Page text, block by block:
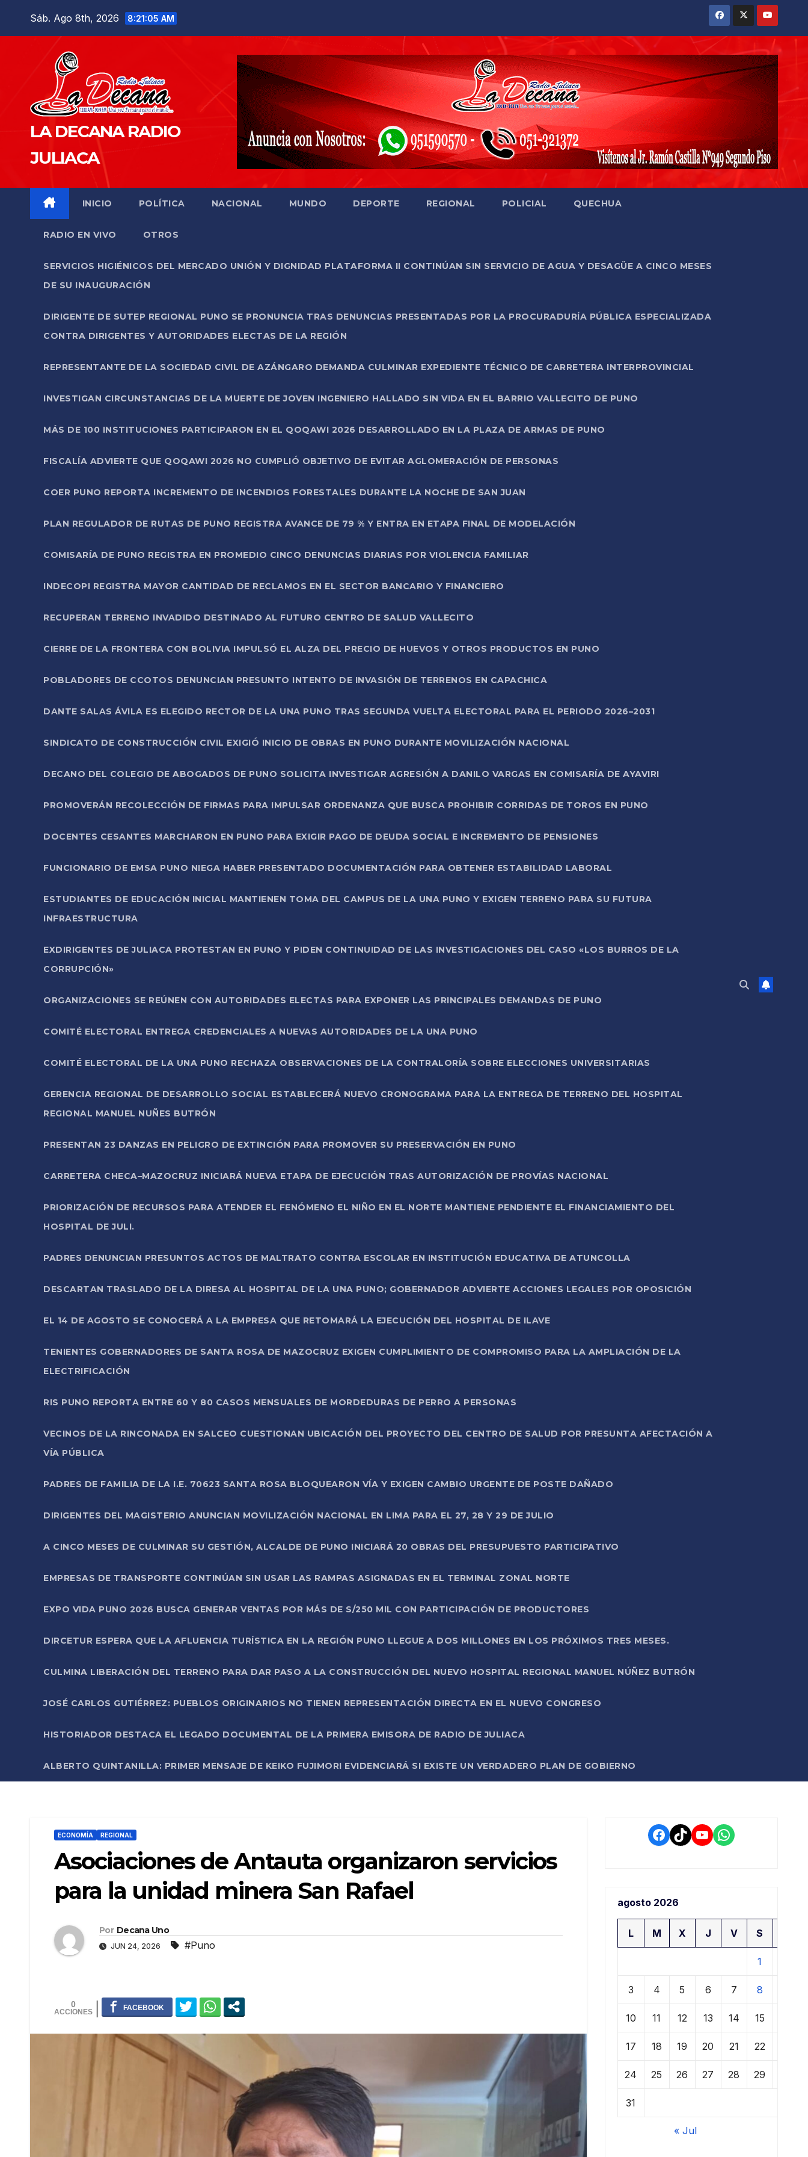
Sáb. Ago 8th, 2026 8:21:06 AM
LA DECANA RADIO
JULIACA
INICIO POLÍTICA NACIONAL MUNDO DEPORTE REGIONAL POLICIAL QUECHUA
RADIO EN VIVO OTROS
SERVICIOS HIGIÉNICOS DEL MERCADO UNIÓN Y DIGNIDAD PLATAFORMA II CONTINÚAN SIN SERVICIO DE AGUA Y DESAGÜE A CINCO MESES
DE SU INAUGURACIÓN
DIRIGENTE DE SUTEP REGIONAL PUNO SE PRONUNCIA TRAS DENUNCIAS PRESENTADAS POR LA PROCURADURÍA PÚBLICA ESPECIALIZADA
CONTRA DIRIGENTES Y AUTORIDADES ELECTAS DE LA REGIÓN
REPRESENTANTE DE LA SOCIEDAD CIVIL DE AZÁNGARO DEMANDA CULMINAR EXPEDIENTE TÉCNICO DE CARRETERA INTERPROVINCIAL
INVESTIGAN CIRCUNSTANCIAS DE LA MUERTE DE JOVEN INGENIERO HALLADO SIN VIDA EN EL BARRIO VALLECITO DE PUNO
MÁS DE 100 INSTITUCIONES PARTICIPARON EN EL QOQAWI 2026 DESARROLLADO EN LA PLAZA DE ARMAS DE PUNO
FISCALÍA ADVIERTE QUE QOQAWI 2026 NO CUMPLIÓ OBJETIVO DE EVITAR AGLOMERACIÓN DE PERSONAS
COER PUNO REPORTA INCREMENTO DE INCENDIOS FORESTALES DURANTE LA NOCHE DE SAN JUAN
PLAN REGULADOR DE RUTAS DE PUNO REGISTRA AVANCE DE 79 % Y ENTRA EN ETAPA FINAL DE MODELACIÓN
COMISARÍA DE PUNO REGISTRA EN PROMEDIO CINCO DENUNCIAS DIARIAS POR VIOLENCIA FAMILIAR
INDECOPI REGISTRA MAYOR CANTIDAD DE RECLAMOS EN EL SECTOR BANCARIO Y FINANCIERO
RECUPERAN TERRENO INVADIDO DESTINADO AL FUTURO CENTRO DE SALUD VALLECITO
CIERRE DE LA FRONTERA CON BOLIVIA IMPULSÓ EL ALZA DEL PRECIO DE HUEVOS Y OTROS PRODUCTOS EN PUNO
POBLADORES DE CCOTOS DENUNCIAN PRESUNTO INTENTO DE INVASIÓN DE TERRENOS EN CAPACHICA
DANTE SALAS ÁVILA ES ELEGIDO RECTOR DE LA UNA PUNO TRAS SEGUNDA VUELTA ELECTORAL PARA EL PERIODO 2026–2031
SINDICATO DE CONSTRUCCIÓN CIVIL EXIGIÓ INICIO DE OBRAS EN PUNO DURANTE MOVILIZACIÓN NACIONAL
DECANO DEL COLEGIO DE ABOGADOS DE PUNO SOLICITA INVESTIGAR AGRESIÓN A DANILO VARGAS EN COMISARÍA DE AYAVIRI
PROMOVERÁN RECOLECCIÓN DE FIRMAS PARA IMPULSAR ORDENANZA QUE BUSCA PROHIBIR CORRIDAS DE TOROS EN PUNO
DOCENTES CESANTES MARCHARON EN PUNO PARA EXIGIR PAGO DE DEUDA SOCIAL E INCREMENTO DE PENSIONES
FUNCIONARIO DE EMSA PUNO NIEGA HABER PRESENTADO DOCUMENTACIÓN PARA OBTENER ESTABILIDAD LABORAL
ESTUDIANTES DE EDUCACIÓN INICIAL MANTIENEN TOMA DEL CAMPUS DE LA UNA PUNO Y EXIGEN TERRENO PARA SU FUTURA
INFRAESTRUCTURA
EXDIRIGENTES DE JULIACA PROTESTAN EN PUNO Y PIDEN CONTINUIDAD DE LAS INVESTIGACIONES DEL CASO «LOS BURROS DE LA
CORRUPCIÓN»
ORGANIZACIONES SE REÚNEN CON AUTORIDADES ELECTAS PARA EXPONER LAS PRINCIPALES DEMANDAS DE PUNO
COMITÉ ELECTORAL ENTREGA CREDENCIALES A NUEVAS AUTORIDADES DE LA UNA PUNO
COMITÉ ELECTORAL DE LA UNA PUNO RECHAZA OBSERVACIONES DE LA CONTRALORÍA SOBRE ELECCIONES UNIVERSITARIAS
GERENCIA REGIONAL DE DESARROLLO SOCIAL ESTABLECERÁ NUEVO CRONOGRAMA PARA LA ENTREGA DE TERRENO DEL HOSPITAL
REGIONAL MANUEL NUÑES BUTRÓN
PRESENTAN 23 DANZAS EN PELIGRO DE EXTINCIÓN PARA PROMOVER SU PRESERVACIÓN EN PUNO
CARRETERA CHECA–MAZOCRUZ INICIARÁ NUEVA ETAPA DE EJECUCIÓN TRAS AUTORIZACIÓN DE PROVÍAS NACIONAL
PRIORIZACIÓN DE RECURSOS PARA ATENDER EL FENÓMENO EL NIÑO EN EL NORTE MANTIENE PENDIENTE EL FINANCIAMIENTO DEL
HOSPITAL DE JULI.
PADRES DENUNCIAN PRESUNTOS ACTOS DE MALTRATO CONTRA ESCOLAR EN INSTITUCIÓN EDUCATIVA DE ATUNCOLLA
DESCARTAN TRASLADO DE LA DIRESA AL HOSPITAL DE LA UNA PUNO; GOBERNADOR ADVIERTE ACCIONES LEGALES POR OPOSICIÓN
EL 14 DE AGOSTO SE CONOCERÁ A LA EMPRESA QUE RETOMARÁ LA EJECUCIÓN DEL HOSPITAL DE ILAVE
TENIENTES GOBERNADORES DE SANTA ROSA DE MAZOCRUZ EXIGEN CUMPLIMIENTO DE COMPROMISO PARA LA AMPLIACIÓN DE LA
ELECTRIFICACIÓN
RIS PUNO REPORTA ENTRE 60 Y 80 CASOS MENSUALES DE MORDEDURAS DE PERRO A PERSONAS
VECINOS DE LA RINCONADA EN SALCEO CUESTIONAN UBICACIÓN DEL PROYECTO DEL CENTRO DE SALUD POR PRESUNTA AFECTACIÓN A
VÍA PÚBLICA
PADRES DE FAMILIA DE LA I.E. 70623 SANTA ROSA BLOQUEARON VÍA Y EXIGEN CAMBIO URGENTE DE POSTE DAÑADO
DIRIGENTES DEL MAGISTERIO ANUNCIAN MOVILIZACIÓN NACIONAL EN LIMA PARA EL 27, 28 Y 29 DE JULIO
A CINCO MESES DE CULMINAR SU GESTIÓN, ALCALDE DE PUNO INICIARÁ 20 OBRAS DEL PRESUPUESTO PARTICIPATIVO
EMPRESAS DE TRANSPORTE CONTINÚAN SIN USAR LAS RAMPAS ASIGNADAS EN EL TERMINAL ZONAL NORTE
EXPO VIDA PUNO 2026 BUSCA GENERAR VENTAS POR MÁS DE S/250 MIL CON PARTICIPACIÓN DE PRODUCTORES
DIRCETUR ESPERA QUE LA AFLUENCIA TURÍSTICA EN LA REGIÓN PUNO LLEGUE A DOS MILLONES EN LOS PRÓXIMOS TRES MESES.
CULMINA LIBERACIÓN DEL TERRENO PARA DAR PASO A LA CONSTRUCCIÓN DEL NUEVO HOSPITAL REGIONAL MANUEL NÚÑEZ BUTRÓN
JOSÉ CARLOS GUTIÉRREZ: PUEBLOS ORIGINARIOS NO TIENEN REPRESENTACIÓN DIRECTA EN EL NUEVO CONGRESO
HISTORIADOR DESTACA EL LEGADO DOCUMENTAL DE LA PRIMERA EMISORA DE RADIO DE JULIACA
ALBERTO QUINTANILLA: PRIMER MENSAJE DE KEIKO FUJIMORI EVIDENCIARÁ SI EXISTE UN VERDADERO PLAN DE GOBIERNO
ECONOMÍA REGIONAL
Asociaciones de Antauta organizaron servicios
para la unidad minera San Rafael
Por Decana Uno
JUN 24, 2026 #Puno
0
Facebook
TikTokYouTube
WhatsApp
agosto 2026
L M X J V S
1
3 4 5 6 7 8
10 11 12 13 14 15
17 18 19 20 21 22
24 25 26 27 28 29
31
« Jul